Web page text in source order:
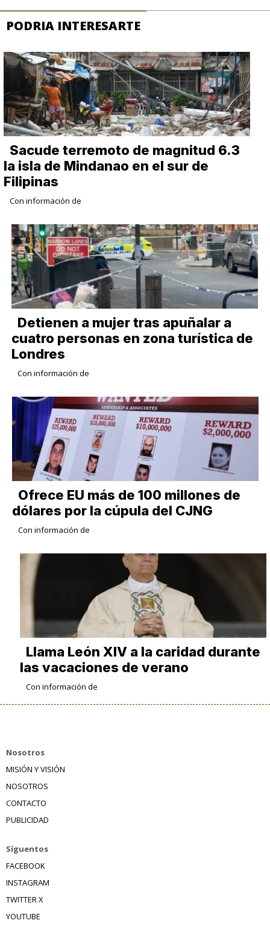
PODRIA INTERESARTE
Sacude terremoto de magnitud 6.3
la isla de Mindanao en el sur de
Filipinas
Con información de
Detienen a mujer tras apuñalar a
cuatro personas en zona turística de
Londres
Con información de
Ofrece EU más de 100 millones de
dólares por la cúpula del CJNG
Con información de
Llama León XIV a la caridad durante
las vacaciones de verano
Con información de
Nosotros
MISIÓN Y VISIÓN
NOSOTROS
CONTACTO
PUBLICIDAD
Síguentos
FACEBOOK
INSTAGRAM
TWITTER X
YOUTUBE